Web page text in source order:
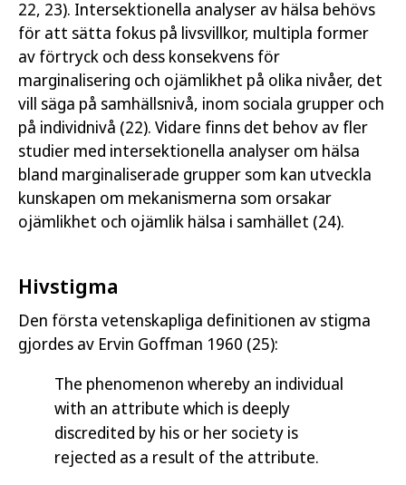
22, 23). Intersektionella analyser av hälsa behövs
för att sätta fokus på livsvillkor, multipla former
av förtryck och dess konsekvens för
marginalisering och ojämlikhet på olika nivåer, det
vill säga på samhällsnivå, inom sociala grupper och
på individnivå (22). Vidare finns det behov av fler
studier med intersektionella analyser om hälsa
bland marginaliserade grupper som kan utveckla
kunskapen om mekanismerna som orsakar
ojämlikhet och ojämlik hälsa i samhället (24).
Hivstigma
Den första vetenskapliga definitionen av stigma
gjordes av Ervin Goffman 1960 (25):
The phenomenon whereby an individual
with an attribute which is deeply
discredited by his or her society is
rejected as a result of the attribute.